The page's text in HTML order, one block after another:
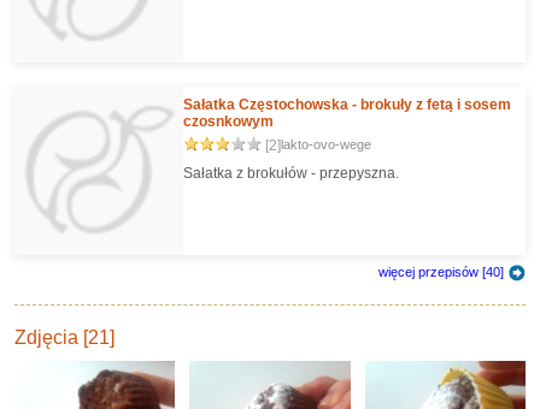
Sałatka Częstochowska - brokuły z fetą i sosem
czosnkowym
[2]lakto-ovo-wege
Sałatka z brokułów - przepyszna.
więcej przepisów [40]
Zdjęcia [21]